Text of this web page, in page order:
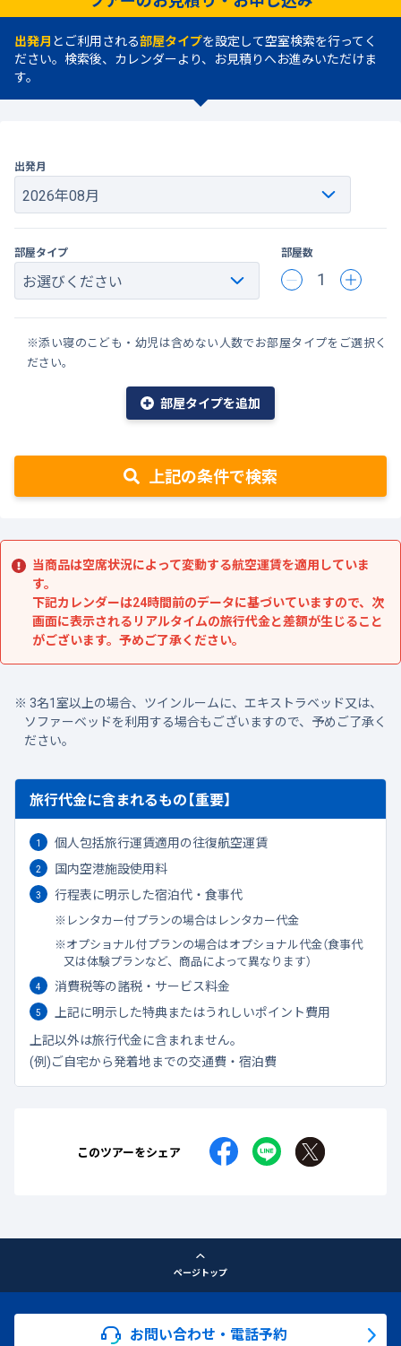
出発月 とご利用される部屋タイプを設定して空室検索を行ってく
ださい。検索後、カレンダーより、お見積りへお進みいただけま
す。
出発月
部屋タイプ 部屋数
1
※添い寝のこども・幼児は含めない人数でお部屋タイプをご選択く
ださい。
部屋タイプを追加
上記の条件で検索
当商品は空席状況によって変動する航空運賃を適用していま
す。
下記カレンダーは24時間前のデータに基づいていますので、次
画面に表示されるリアルタイムの旅行代金と差額が生じること
がございます。予めご了承ください。
3名1室以上の場合、ツインルームに、エキストラベッド又は、
ソファーベッドを利用する場合もございますので、予めご了承く
ださい。
旅行代金に含まれるもの【重要】
個人包括旅行運賃適用の往復航空運賃
国内空港施設使用料
行程表に明示した宿泊代・食事代
レンタカー付プランの場合はレンタカー代金
オプショナル付プランの場合はオプショナル代金（食事代
又は体験プランなど、商品によって異なります）
消費税等の諸税・サービス料金
上記に明示した特典またはうれしいポイント費用
上記以外は旅行代金に含まれません。
(例)ご自宅から発着地までの交通費・宿泊費
このツアーをシェア
ページトップ
お問い合わせ・電話予約